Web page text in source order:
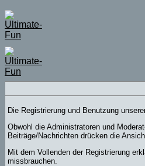
Die Registrierung und Benutzung
Obwohl die Administratoren und
Beiträge/Nachrichten drücken die
Mit dem Vollenden der Registrierung
missbrauchen.